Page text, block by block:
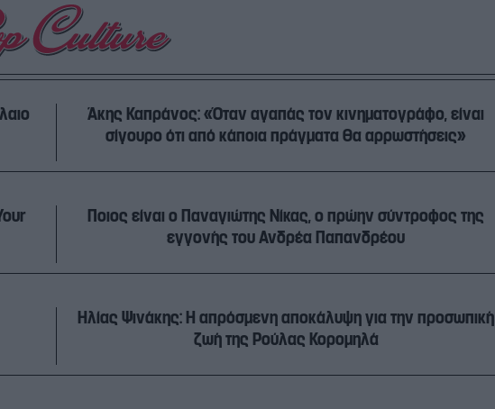
Άκης Καπράνος: «Όταν αγαπάς τον κινηματογράφο, είναι
σίγουρο ότι από κάποια πράγματα θα αρρωστήσεις»
Ποιος είναι ο Παναγιώτης Νίκας, ο πρώην σύντροφος της
εγγονής του Ανδρέα Παπανδρέου
Ηλίας Ψινάκης: Η απρόσμενη αποκάλυψη για την προσωπική
ζωή της Ρούλας Κορομηλά